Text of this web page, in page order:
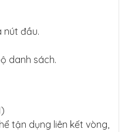
nút đầu.
danh sách.
tận dụng liên kết vòng,